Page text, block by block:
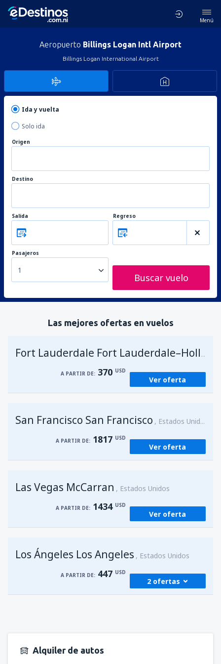
Menú
Aeropuerto Billings Logan Intl Airport
Billings Logan International Airport
Ida y vuelta
Solo ida
Origen
Destino
Salida Regreso
Pasajeros
1
Buscar vuelo
Las mejores ofertas en vuelos
Fort Lauderdale Fort Lauderdale–Hollywood Intl Airport
A PARTIR DE: 370 USD
Ver oferta
San Francisco San Francisco Estados Unidos
A PARTIR DE: 1817 USD
Ver oferta
Las Vegas McCarran Estados Unidos
A PARTIR DE: 1434 USD
Ver oferta
Los Ángeles Los Angeles Estados Unidos
A PARTIR DE: 447 USD
2 ofertas
Alquiler de autos